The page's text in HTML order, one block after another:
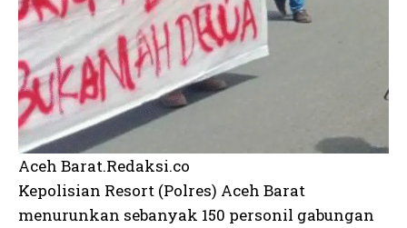
Aceh Barat.Redaksi.co
Kepolisian Resort (Polres) Aceh Barat
menurunkan sebanyak 150 personil gabungan